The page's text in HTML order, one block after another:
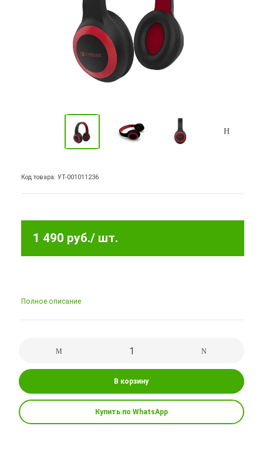
Код товара: УТ-001011236
1 490 руб./ шт.
Полное описание
В корзину
Купить по WhatsApp